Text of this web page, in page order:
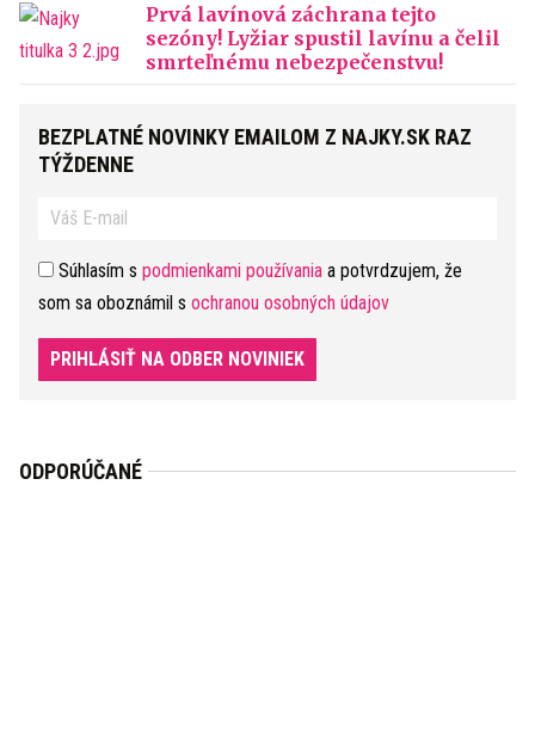
Prvá lavínová záchrana tejto
sezóny! Lyžiar spustil lavínu a čelil
smrteľnému nebezpečenstvu!
BEZPLATNÉ NOVINKY EMAILOM Z NAJKY.SK RAZ
TÝŽDENNE
Súhlasím s podmienkami používania a potvrdzujem, že
som sa oboznámil s ochranou osobných údajov
PRIHLÁSIŤ NA ODBER NOVINIEK
ODPORÚČANÉ